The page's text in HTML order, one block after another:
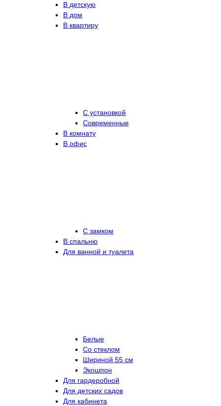
В детскую
В дом
В квартиру
С установкой
Современные
В комнату
В офис
С замком
В спальню
Для ванной и туалета
Белые
Со стеклом
Шириной 55 см
Экошпон
Для гардеробной
Для детских садов
Для кабинета